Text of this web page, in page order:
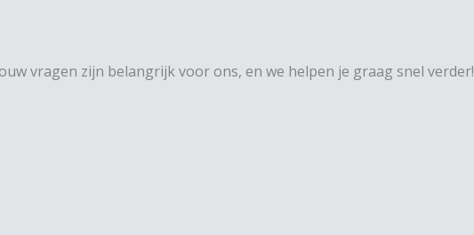
vragen zijn belangrijk voor ons, en we helpen je graag snel verder!